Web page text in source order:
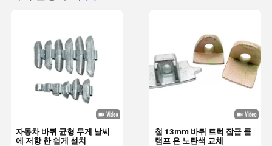
자동차 바퀴 균형 무게 날씨
에 저항 한 쉽게 설치
철 13mm 바퀴 트럭 잠금 클
램프 은 노란색 교체